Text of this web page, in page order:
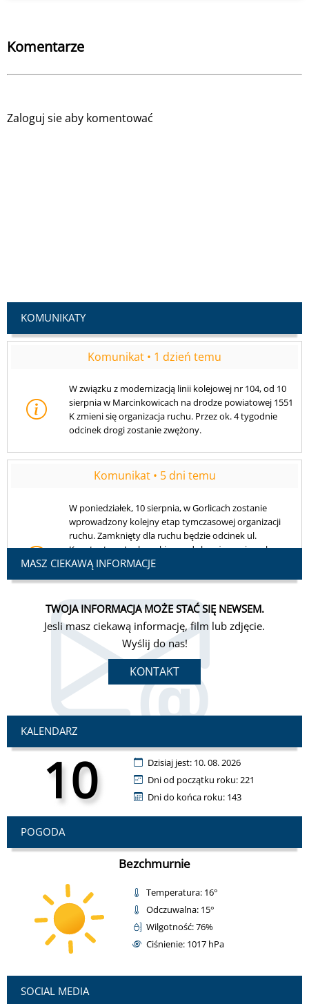
Komentarze
Zaloguj sie aby komentować
KOMUNIKATY
K zmieni się organizacja ruchu. Przez ok. 4 tygodnie
odcinek drogi zostanie zwężony.
Komunikat • 5 dni temu
W poniedziałek, 10 sierpnia, w Gorlicach zostanie
wprowadzony kolejny etap tymczasowej organizacji
ruchu. Zamknięty dla ruchu będzie odcinek ul.
Konstantego Laskowskiego od skrzyżowania z ul.
Dodatkowo na skrzyżowaniu ul. Laskowskiego i ul.
Krakowskiej mogą wystąpić utrudnienia. Prosimy o
MASZ CIEKAWĄ INFORMACJE
TWOJA INFORMACJA MOŻE STAĆ SIĘ NEWSEM.
Jesli masz ciekawą informację, film lub zdjęcie.
Wyślij do nas!
KONTAKT
KALENDARZ
10
Dzisiaj jest: 10. 08. 2026
Dni od początku roku: 221
Dni do końca roku: 143
POGODA
Bezchmurnie
Temperatura: 16°
Odczuwalna: 15°
Wilgotność: 76%
Ciśnienie: 1017 hPa
SOCIAL MEDIA